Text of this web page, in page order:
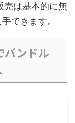
売は基本的に無
できます。
バンドル